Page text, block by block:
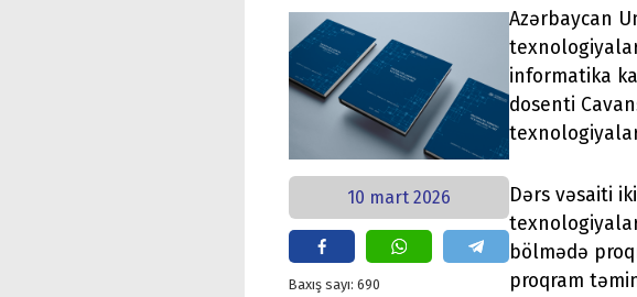
10 mart 2026
Baxış sayı: 690
Azərbaycan
informatika
dosenti
Dərs vəsaiti
bölmədə
proqram